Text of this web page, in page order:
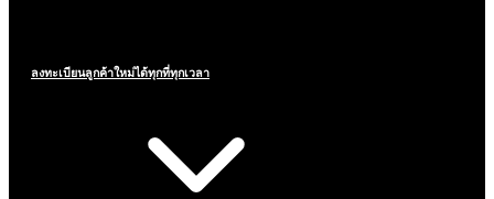
ลงทะเบียนลูกค้าใหม่ได้ทุกที่ทุกเวลา